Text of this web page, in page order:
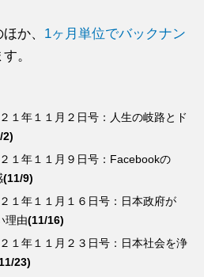
ほか、 1ヶ月単位でバックナン
。
１年１１月２３日号：日本社会を浄
23)
１年１１月１６日号：日本政府が
理由(11/16)
１年１１月９日号：Facebookの
(11/9)
１年１１月２日号：人生の岐路とド
2)